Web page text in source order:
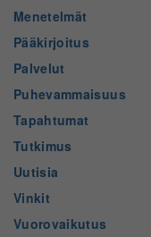
Menetelmät
Pääkirjoitus
Palvelut
Puhevammaisuus
Tapahtumat
Tutkimus
Uutisia
Vinkit
Vuorovaikutus